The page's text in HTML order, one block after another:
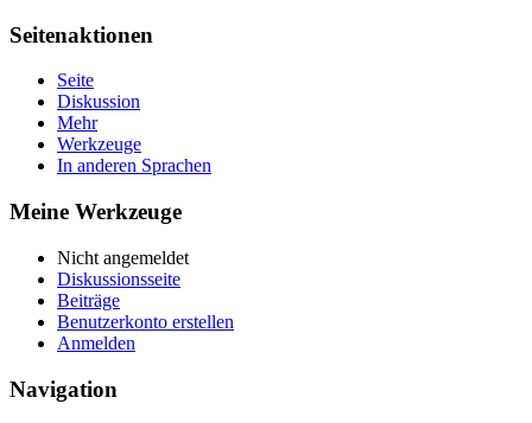
Seitenaktionen
Seite
Diskussion
Mehr
Werkzeuge
In anderen Sprachen
Meine Werkzeuge
Nicht angemeldet
Diskussionsseite
Beiträge
Benutzerkonto erstellen
Anmelden
Navigation